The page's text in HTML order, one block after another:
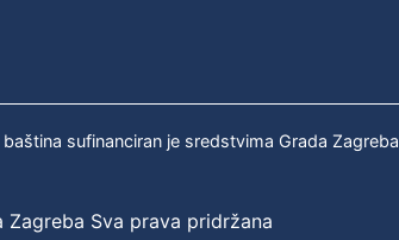
sufinanciran je sredstvima Grada
Sva prava pridržana